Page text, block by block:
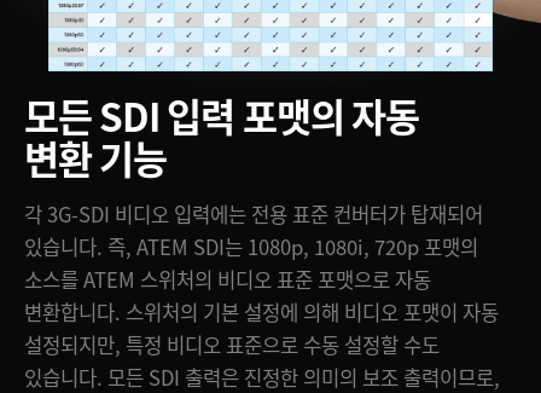
모든 SDI 입력 포맷의 자동
변환 기능
각 3G-SDI 비디오 입력에는 전용 표준 컨버터가 탑재되어
있습니다. 즉, ATEM SDI는 1080p, 1080i, 720p 포맷의
소스를 ATEM 스위처의 비디오 표준 포맷으로 자동
변환합니다. 스위처의 기본 설정에 의해 비디오 포맷이 자동
설정되지만, 특정 비디오 표준으로 수동 설정할 수도
있습니다. 모든 SDI 출력은 진정한 의미의 보조 출력이므로,